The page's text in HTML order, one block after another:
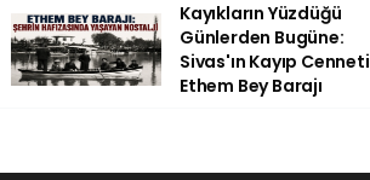
Kayıkların Yüzdüğü
Günlerden Bugüne:
Sivas'ın Kayıp Cenneti
Ethem Bey Barajı